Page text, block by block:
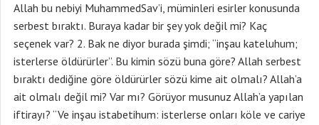
Allah bu nebiyi MuhammedSav’i, müminleri esirler konusunda
serbest bıraktı. Buraya kadar bir şey yok değil mi? Kaç
seçenek var? 2. Bak ne diyor burada şimdi; “inşau kateluhum;
isterlerse öldürürler”. Bu kimin sözü buna göre? Allah serbest
bıraktı dediğine göre öldürürler sözü kime ait olmalı? Allah’a
ait olmalı değil mi? Var mı? Görüyor musunuz Allah’a yapılan
iftirayı? “Ve inşau istabetihum: isterlerse onları köle ve cariye